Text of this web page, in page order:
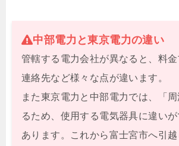
中部電力と東京電力の違い
管轄する電力会社が異なると、料
連絡先など様々な点が違います。
また東京電力と中部電力では、「
るため、使用する電気器具に違い
あります。これから富士宮市へ引越